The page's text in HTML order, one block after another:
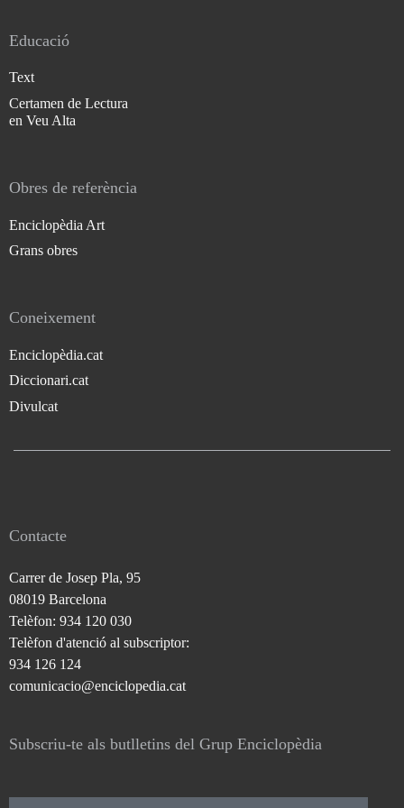
Educació
Text
Certamen de Lectura
en Veu Alta
Obres de referència
Enciclopèdia Art
Grans obres
Coneixement
Enciclopèdia.cat
Diccionari.cat
Divulcat
Contacte
Carrer de Josep Pla, 95
08019 Barcelona
Telèfon: 934 120 030
Telèfon d'atenció al subscriptor:
934 126 124
comunicacio@enciclopedia.cat
Subscriu-te als butlletins del Grup Enciclopèdia